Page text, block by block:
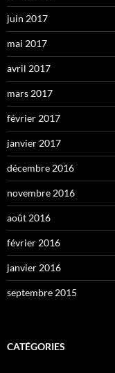
juin 2017
mai 2017
avril 2017
mars 2017
février 2017
janvier 2017
décembre 2016
novembre 2016
août 2016
février 2016
janvier 2016
septembre 2015
CATÉGORIES